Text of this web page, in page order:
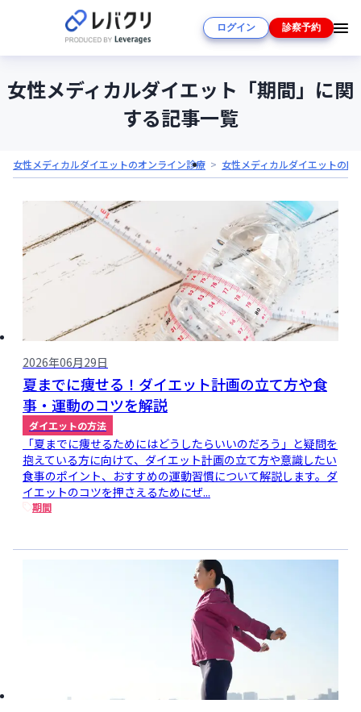
ログイン 診察予約
女性メディカルダイエット「期間」に関
する記事一覧
女性メディカルダイエットのオンライン診療 女性メディカルダイエットの医
2026年06月29日
夏までに痩せる！ダイエット計画の立て方や食
事・運動のコツを解説
ダイエットの方法
「夏までに痩せるためにはどうしたらいいのだろう」と疑問を
抱えている方に向けて、ダイエット計画の立て方や意識したい
食事のポイント、おすすめの運動習慣について解説します。ダ
イエットのコツを押さえるためにぜ...
期間